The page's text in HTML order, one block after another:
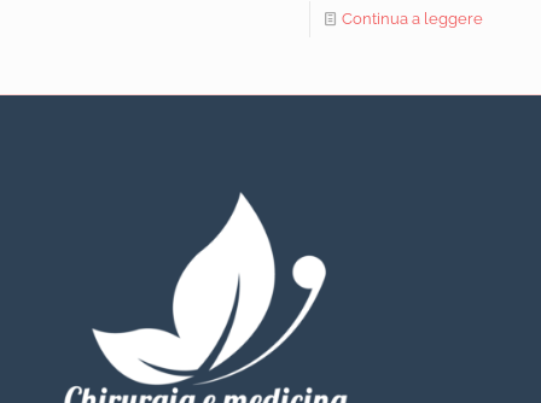
Continua a leggere